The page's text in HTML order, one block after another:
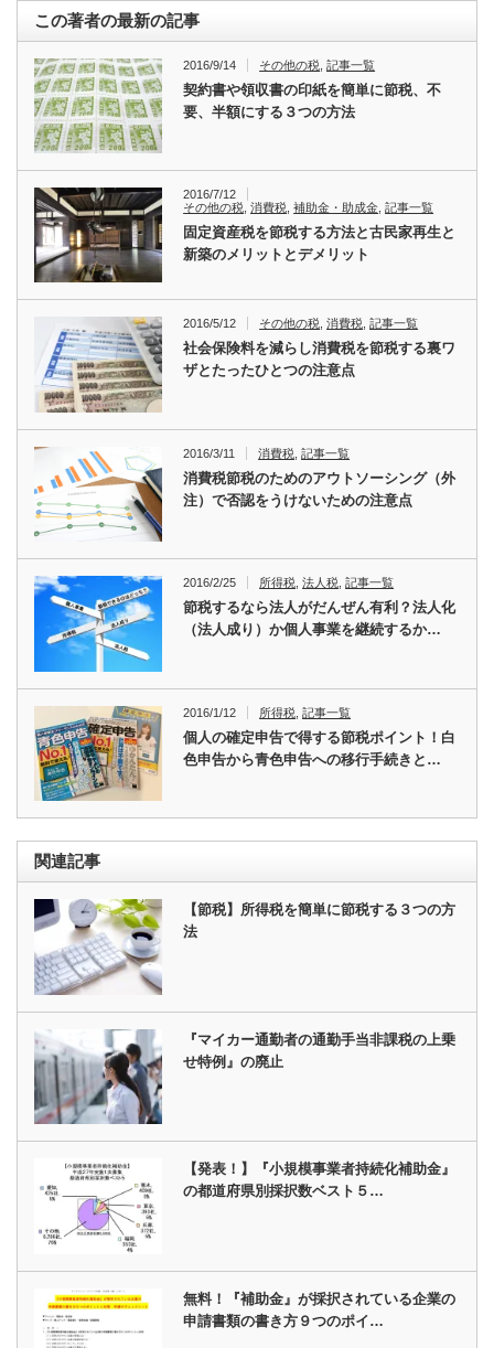
この著者の最新の記事
2016/9/14 その他の税 ,記事一覧
契約書や領収書の印紙を簡単に節税、不
要、半額にする３つの方法
2016/7/12
その他の税 ,消費税 ,補助金・助成金 ,記事一覧
固定資産税を節税する方法と古民家再生と
新築のメリットとデメリット
2016/5/12 その他の税,消費税,記事一覧
社会保険料を減らし消費税を節税する裏ワ
ザとたったひとつの注意点
2016/3/11 消費税 ,記事一覧
消費税節税のためのアウトソーシング（外
注）で否認をうけないための注意点
2016/2/25 所得税 ,法人税 ,記事一覧
節税するなら法人がだんぜん有利？法人化
（法人成り）か個人事業を継続するか…
2016/1/12 所得税 ,記事一覧
個人の確定申告で得する節税ポイント！白
色申告から青色申告への移行手続きと…
関連記事
【節税】所得税を簡単に節税する３つの方
法
『マイカー通勤者の通勤手当非課税の上乗
せ特例』の廃止
【発表！】『小規模事業者持続化補助金』
の都道府県別採択数ベスト５…
無料！『補助金』が採択されている企業の
申請書類の書き方９つのポイ…